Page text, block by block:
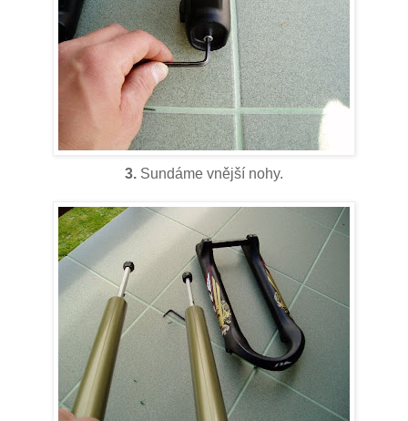
3. Sundáme vnější nohy.